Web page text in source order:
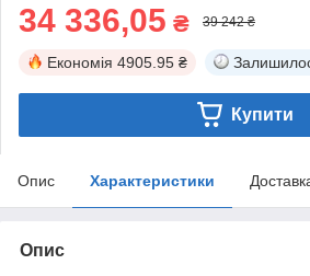
34 336,05 ₴ 39 242 ₴
Економія 4905.95 ₴
Купити
Опис Характеристики
Опис